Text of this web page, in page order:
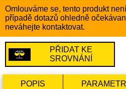
Omlouváme se, tento produkt
případě dotazů ohledně
neváhejte kontaktovat.
PŘIDAT KE
SROVNÁNÍ
POPIS